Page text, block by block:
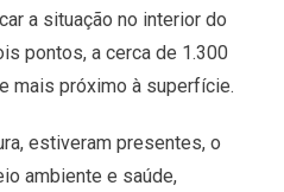
a situação no interior do
pontos, a cerca de 1.300
mais próximo à superfície.
estiveram presentes, o
ambiente e saúde,